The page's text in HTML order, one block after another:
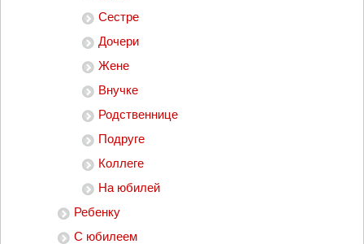
Сестре
Дочери
Жене
Внучке
Родственнице
Подруге
Коллеге
На юбилей
Ребенку
С юбилеем